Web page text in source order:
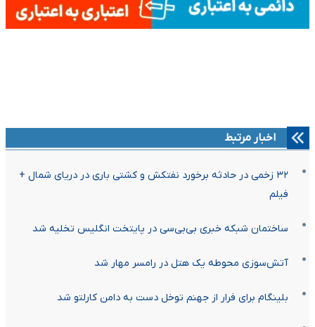
اخبار مرتبط
۳۲ زخمی در حادثه برخورد نفتکش و کشتی باری در دریای شمال +
فیلم
ساختمان شبکه خبری بی‌بی‌سی در پایتخت انگلیس تخلیه شد
آتش‌سوزی محوطه یک هتل در رامسر مهار شد
بلینگام برای فرار از جهنم توخل دست به دامن کارلتو شد